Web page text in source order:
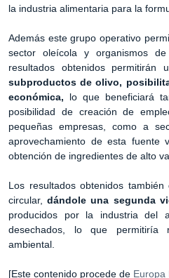
la industria alimentaria para la
Además este grupo operativo
sector oleícola y organismos
resultados obtenidos permitirán
subproductos de olivo,
económica, lo que beneficiará
posibilidad de creación de
pequeñas empresas, como a
aprovechamiento de esta fuente
obtención de ingredientes de alto
Los resultados obtenidos
circular,dándole una segunda
producidos por la industria del
desechados, lo que permitiría
ambiental.
[Este contenido procede de Europa